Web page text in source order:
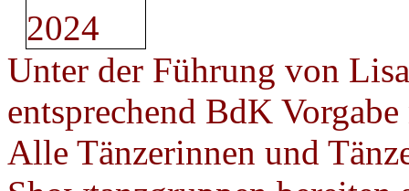
Unter der Führung von
entsprechend BdK
Alle Tänzerinnen und